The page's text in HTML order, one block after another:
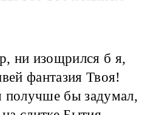
ни изощрился б я,
фантазия Твоя!
получше бы задумал,